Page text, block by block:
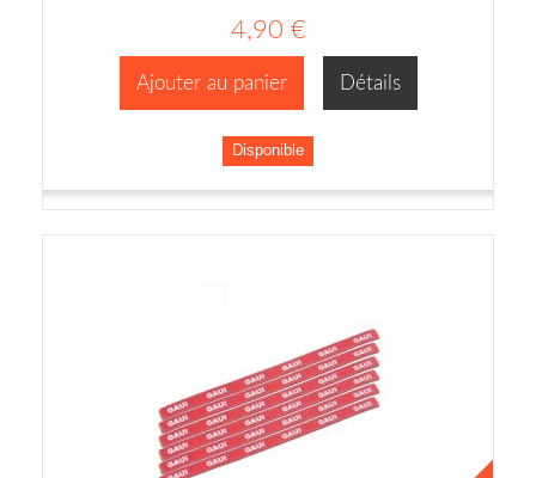
4,90 €
Ajouter au panier Détails
Disponible